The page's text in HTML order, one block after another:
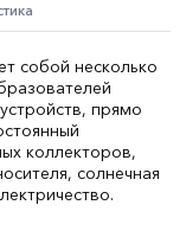
собой несколько
прямо
коллекторов,
солнечная